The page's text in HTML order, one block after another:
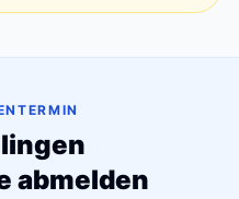
abmelden